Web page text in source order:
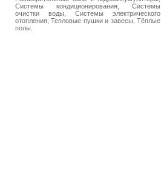
Системы кондиционирования, Системы
очистки воды, Системы электрического
отопления, Тепловые пушки и завесы, Тёплые
полы.